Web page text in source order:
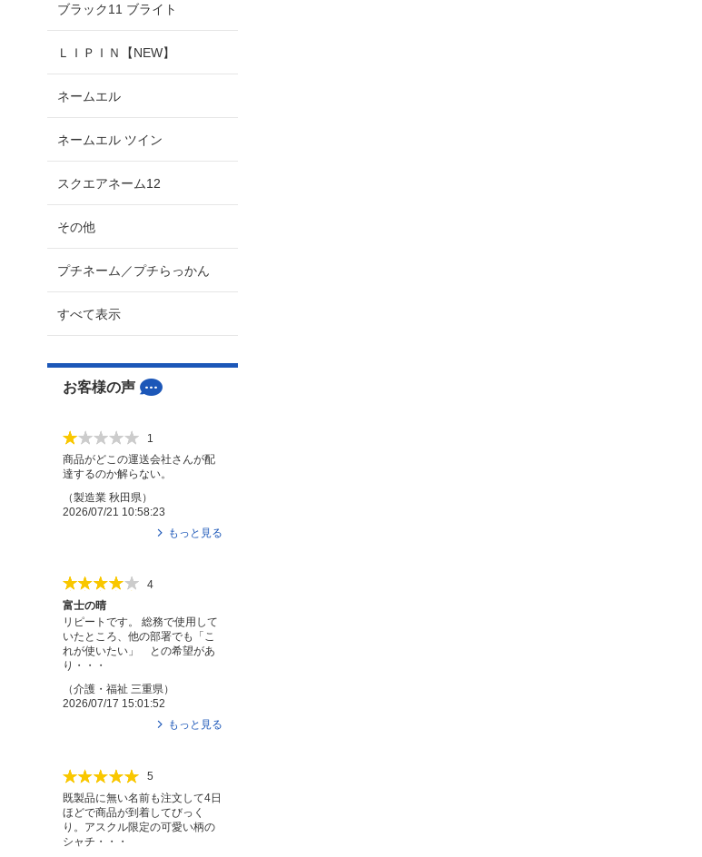
ブラック11 ブライト
ＬＩＰＩＮ【NEW】
ネームエル
ネームエル ツイン
スクエアネーム12
その他
プチネーム／プチらっかん
すべて表示
お客様の声
1
商品がどこの運送会社さんが配
達するのか解らない。
（製造業 秋田県 ）
2026/07/21 10:58:23
もっと見る
4
富士の晴
リピートです。 総務で使用して
いたところ、他の部署でも「こ
れが使いたい」 との希望があ
り・・・
（介護・福祉 三重県）
2026/07/17 15:01:52
もっと見る
5
既製品に無い名前も注文して4日
ほどで商品が到着してびっく
り。アスクル限定の可愛い柄の
シャチ・・・